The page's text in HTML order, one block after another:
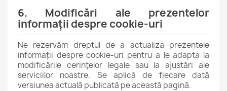
6. Modificări ale prezentelor
informații despre cookie-uri
Ne rezervăm dreptul de a actualiza prezentele
informații despre cookie-uri pentru a le adapta la
modificările cerințelor legale sau la ajustări ale
serviciilor noastre. Se aplică de fiecare dată
versiunea actuală publicată pe această pagină.